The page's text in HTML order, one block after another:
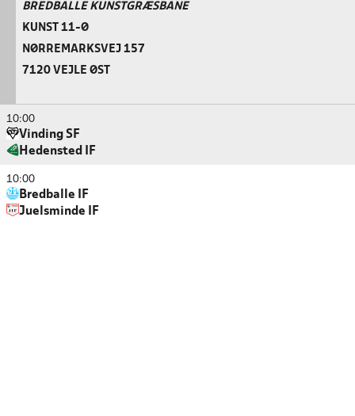
BREDBALLE KUNSTGRÆSBANE
KUNST 11-Ø
NØRREMARKSVEJ 157
7120 VEJLE ØST
10:00
Vinding SF
Hedensted IF
10:00
Bredballe IF
Juelsminde IF